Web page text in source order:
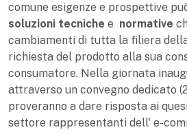
comune esigenze e prospettive
soluzioni tecniche e normative
cambiamenti di tutta la filiera
richiesta del prodotto alla sua
consumatore. Nella giornata
attraverso un convegno dedicato
proveranno a dare risposta ai
settore rappresentanti dell' e-